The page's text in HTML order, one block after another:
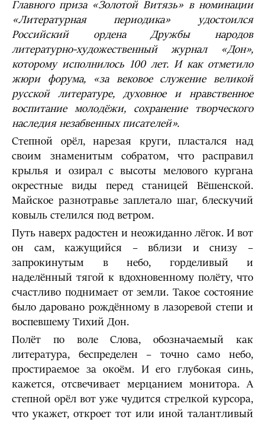
Главного приза «Золотой Витязь» в номинации
«Литературная периодика» удостоился
Российский ордена Дружбы народов
литературно-художественный журнал «Дон»,
которому исполнилось 100 лет. И как отметило
жюри форума, «за вековое служение великой
русской литературе, духовное и нравственное
воспитание молодёжи, сохранение творческого
наследия незабвенных писателей».
Степной орёл, нарезая круги, пластался над
своим знаменитым собратом, что расправил
крылья и озирал с высоты мелового кургана
окрестные виды перед станицей Вёшенской.
Майское разнотравье заплетало шаг, блескучий
ковыль стелился под ветром.
Путь наверх радостен и неожиданно лёгок. И вот
он сам, кажущийся – вблизи и снизу –
запрокинутым в небо, горделивый и
наделённый тягой к вдохновенному полёту, что
счастливо поднимает от земли. Такое состояние
было даровано рождённому в лазоревой степи и
воспевшему Тихий Дон.
Полёт по воле Слова, обозначаемый как
литература, беспределен – точно само небо,
простираемое за окоём. И его глубокая синь,
кажется, отсвечивает мерцанием монитора. А
степной орёл вот уже чудится стрелкой курсора,
что укажет, откроет тот или иной талантливый